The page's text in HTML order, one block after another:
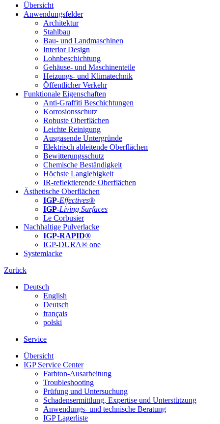
Übersicht
Anwendungsfelder
Architektur
Stahlbau
Bau- und Landmaschinen
Interior Design
Lohnbeschichtung
Gehäuse- und Maschinenteile
Heizungs- und Klimatechnik
Öffentlicher Verkehr
Funktionale Eigenschaften
Anti-Graffiti Beschichtungen
Korrosionsschutz
Robuste Oberflächen
Leichte Reinigung
Ausgasende Untergründe
Elektrisch ableitende Oberflächen
Bewitterungsschutz
Chemische Beständigkeit
Höchste Langlebigkeit
IR-reflektierende Oberflächen
Ästhetische Oberflächen
IGP-Effectives®
IGP-Living Surfaces
Le Corbusier
Nachhaltige Pulverlacke
IGP-RAPID®
IGP-DURA® one
Systemlacke
Zurück
Deutsch
English
Deutsch
français
polski
Service
Übersicht
IGP Service Center
Farbton-Ausarbeitung
Troubleshooting
Prüfung und Untersuchung
Schadensermittlung, Expertise und Unterstützung
Anwendungs- und technische Beratung
IGP Lagerliste